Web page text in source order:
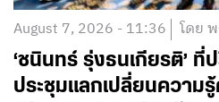
August 7, 2026 - 11:36 โดย
‘ชนินทร์ รุ่งธนเกียรติ’
ประชุมแลกเปลี่ยนความรู้